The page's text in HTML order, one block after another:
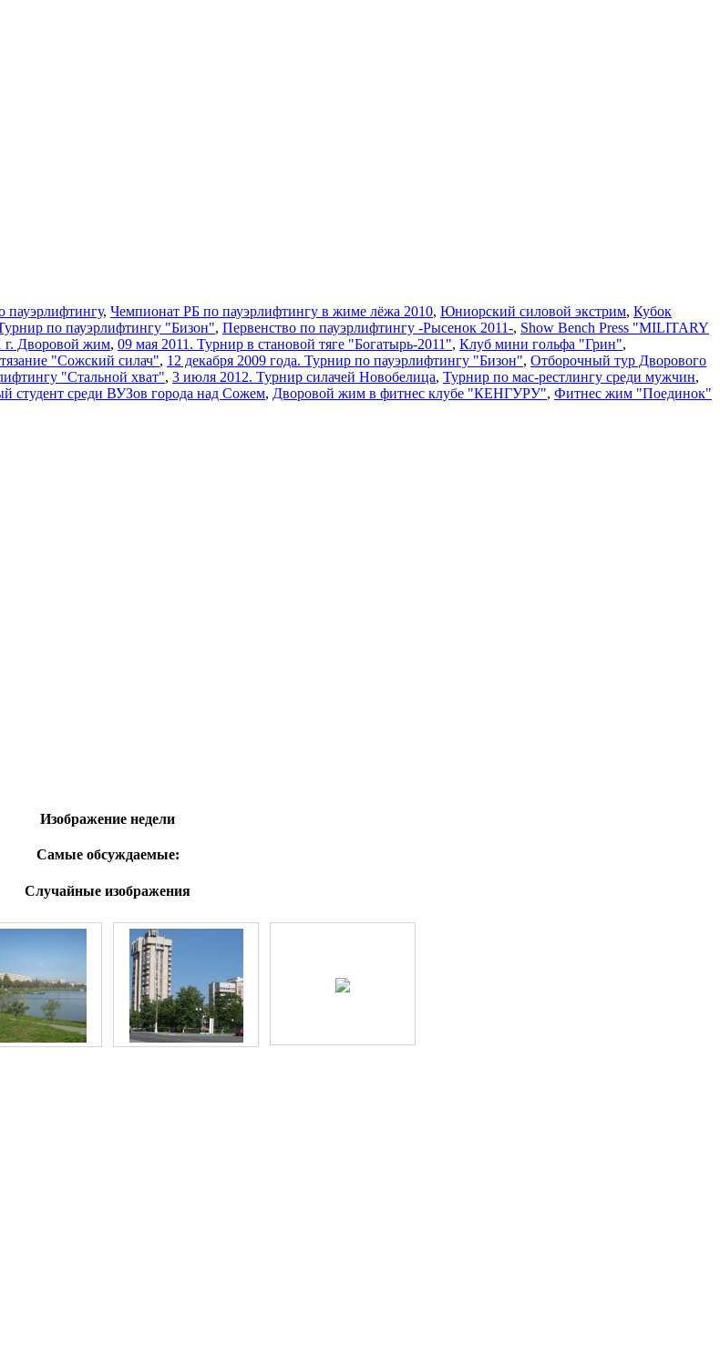
пауэрлифтингу, Чемпионат РБ по пауэрлифтингу в жиме лёжа 2010, Юниорский силовой экстрим, Кубок
по пауэрлифтингу "Бизон", Первенство по пауэрлифтингу -Рысенок 2011-, Show Bench Press "MILITARY
г. Дворовой жим, 09 мая 2011. Турнир в становой тяге "Богатырь-2011", Клуб мини гольфа "Грин",
"Сожский силач", 12 декабря 2009 года. Турнир по пауэрлифтингу "Бизон", Отборочный тур Дворового
"Стальной хват", 3 июля 2012. Турнир силачей Новобелица, Турнир по мас-рестлингу среди мужчин,
студент среди ВУЗов города над Сожем, Дворовой жим в фитнес клубе "КЕНГУРУ", Фитнес жим "Поединок"
Изображение недели
Самые обсуждаемые:
Случайные изображения